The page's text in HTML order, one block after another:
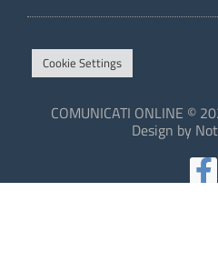
Cookie Settings
COMUNICATI ONLINE ©
Design by